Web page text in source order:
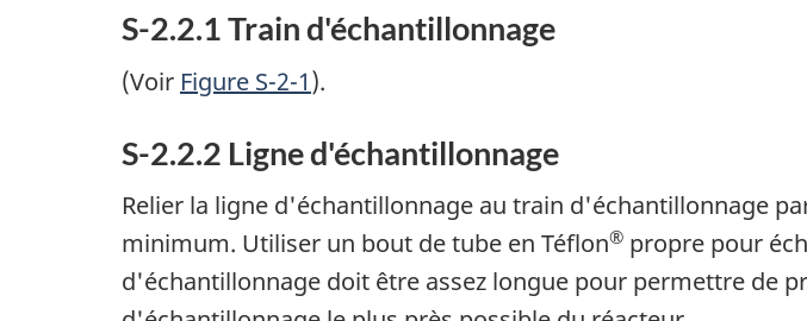
S-2.2.1 Train d'échantillonnage
(Voir Figure S-2-1).
S-2.2.2 Ligne d'échantillonnage
Relier la ligne d'échantillonnage au train d'échantillonnage
minimum. Utiliser un bout de tube en Téflon® propre pour
d'échantillonnage doit être assez longue pour permettre de